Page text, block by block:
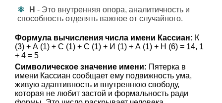
Н - Это внутренняя опора, аналитичность и
способность отделять важное от случайного.
Формула вычисления числа имени Кассиан: К
(3) + А (1) + С (1) + С (1) + И (1) + А (1) + Н (6) = 14, 1
+ 4 = 5
Символическое значение имени: Пятерка в
имени Кассиан сообщает ему подвижность ума,
живую адаптивность и внутреннюю свободу,
которая не любит застой и формальность ради